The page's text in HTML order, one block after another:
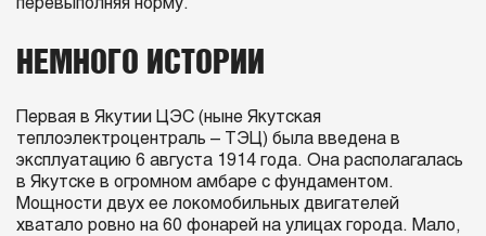
перевыполняя норму.
НЕМНОГО ИСТОРИИ
Первая в Якутии ЦЭС (ныне Якутская
теплоэлектроцентраль – ТЭЦ) была введена в
эксплуатацию 6 августа 1914 года. Она располагалась
в Якутске в огромном амбаре с фундаментом.
Мощности двух ее локомобильных двигателей
хватало ровно на 60 фонарей на улицах города. Мало,